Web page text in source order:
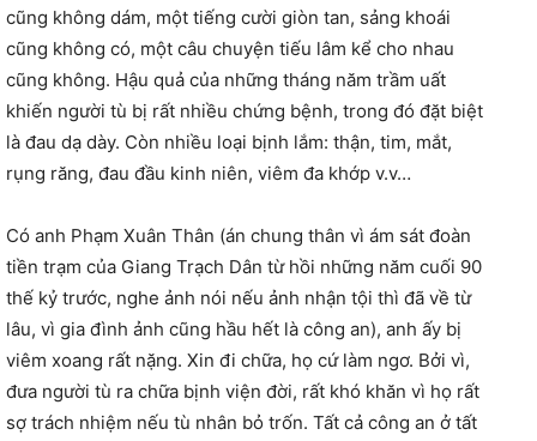
cũng không dám, một tiếng cười giòn tan, sảng khoái
cũng không có, một câu chuyện tiếu lâm kể cho nhau
cũng không. Hậu quả của những tháng năm trầm uất
khiến người tù bị rất nhiều chứng bệnh, trong đó đặt biệt
là đau dạ dày. Còn nhiều loại bịnh lắm: thận, tim, mắt,
rụng răng, đau đầu kinh niên, viêm đa khớp v.v…
Có anh Phạm Xuân Thân (án chung thân vì ám sát đoàn
tiền trạm của Giang Trạch Dân từ hồi những năm cuối 90
thế kỷ trước, nghe ảnh nói nếu ảnh nhận tội thì đã về từ
lâu, vì gia đình ảnh cũng hầu hết là công an), anh ấy bị
viêm xoang rất nặng. Xin đi chữa, họ cứ làm ngơ. Bởi vì,
đưa người tù ra chữa bịnh viện đời, rất khó khăn vì họ rất
sợ trách nhiệm nếu tù nhân bỏ trốn. Tất cả công an ở tất